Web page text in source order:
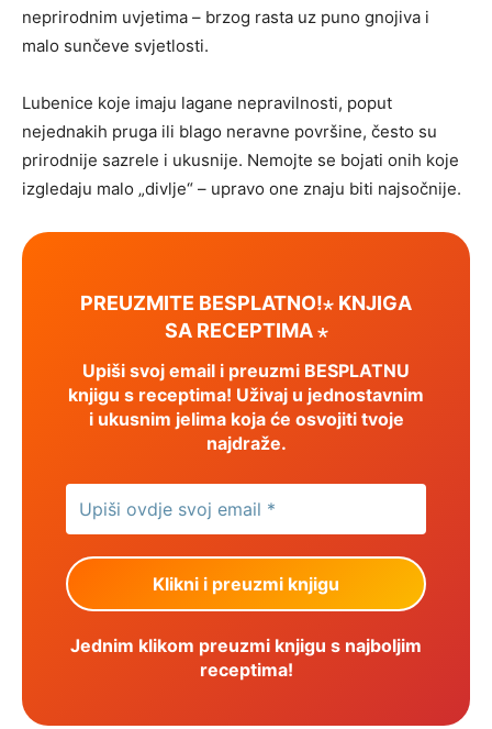
neprirodnim uvjetima – brzog rasta uz puno gnojiva i
malo sunčeve svjetlosti.
Lubenice koje imaju lagane nepravilnosti, poput
nejednakih pruga ili blago neravne površine, često su
prirodnije sazrele i ukusnije. Nemojte se bojati onih koje
izgledaju malo „divlje“ – upravo one znaju biti najsočnije.
PREUZMITE BESPLATNO!⋆ KNJIGA
SA RECEPTIMA ⋆
Upiši svoj email i preuzmi BESPLATNU
knjigu s receptima! Uživaj u jednostavnim
i ukusnim jelima koja će osvojiti tvoje
najdraže.
Jednim klikom preuzmi knjigu s najboljim
receptima!